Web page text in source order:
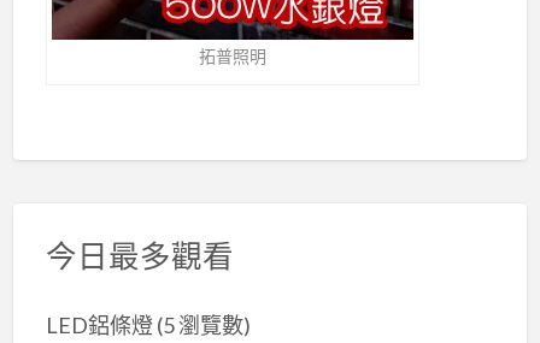
拓普照明
今日最多觀看
LED鋁條燈(5 瀏覽數)